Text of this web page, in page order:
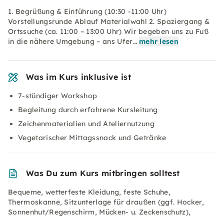
1. Begrüßung & Einführung (10:30 -11:00 Uhr)
Vorstellungsrunde Ablauf Materialwahl 2. Spaziergang &
Ortssuche (ca. 11:00 – 13:00 Uhr) Wir begeben uns zu Fuß
in die nähere Umgebung – ans Ufer… mehr lesen
Was im Kurs inklusive ist
7-stündiger Workshop
Begleitung durch erfahrene Kursleitung
Zeichenmaterialien und Ateliernutzung
Vegetarischer Mittagssnack und Getränke
Was Du zum Kurs mitbringen solltest
Bequeme, wetterfeste Kleidung, feste Schuhe,
Thermoskanne, Sitzunterlage für draußen (ggf. Hocker,
Sonnenhut/Regenschirm, Mücken- u. Zeckenschutz),